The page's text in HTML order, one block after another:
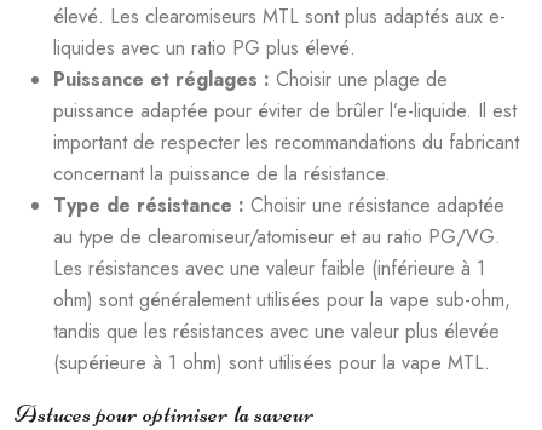
élevé. Les clearomiseurs MTL sont plus adaptés aux e-
liquides avec un ratio PG plus élevé.
Puissance et réglages : Choisir une plage de
puissance adaptée pour éviter de brûler l’e-liquide. Il est
important de respecter les recommandations du fabricant
concernant la puissance de la résistance.
Type de résistance : Choisir une résistance adaptée
au type de clearomiseur/atomiseur et au ratio PG/VG.
Les résistances avec une valeur faible (inférieure à 1
ohm) sont généralement utilisées pour la vape sub-ohm,
tandis que les résistances avec une valeur plus élevée
(supérieure à 1 ohm) sont utilisées pour la vape MTL.
Astuces pour optimiser la saveur